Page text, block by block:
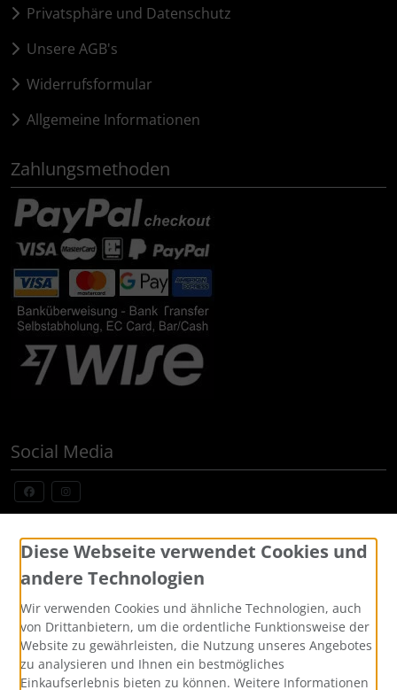
Privatsphäre und Datenschutz
Unsere AGB's
Widerrufsformular
Allgemeine Informationen
Zahlungsmethoden
Social Media
Widerrufsformular
Diese Webseite verwendet Cookies und
andere Technologien
Wir verwenden Cookies und ähnliche Technologien, auch
von Drittanbietern, um die ordentliche Funktionsweise der
Website zu gewährleisten, die Nutzung unseres Angebotes
zu analysieren und Ihnen ein bestmögliches
Einkaufserlebnis bieten zu können. Weitere Informationen